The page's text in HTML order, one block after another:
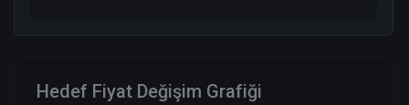
Hedef Fiyat Değişim Grafiği